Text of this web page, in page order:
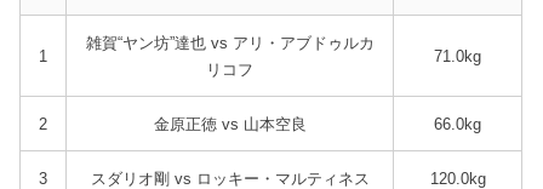
1
雑賀“ヤン坊”達也 vs アリ・アブドゥルカ
リコフ
71.0kg
2 金原正徳 vs 山本空良 66.0kg
3 スダリオ剛 vs ロッキー・マルティネス 120.0kg